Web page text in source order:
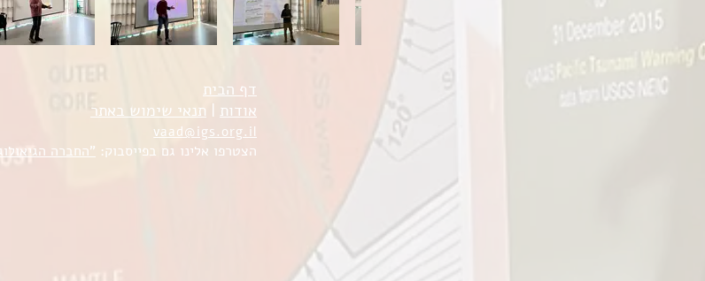
דף הבית
אודות | תנאי שימוש באתר
vaad@igs.org.il
הצטרפו אלינו גם בפייסבוק: "החברה